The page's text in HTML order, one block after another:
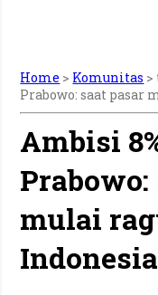
Home > Komunitas
Prabowo: saat pasar
Ambisi
mulai
Indonesia